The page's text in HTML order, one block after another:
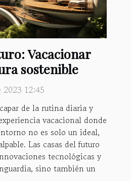
Vacacionar
sostenible
2023 12:45
de la rutina diaria y
vacacional donde
no es solo un ideal,
Las casas del futuro
tecnológicas y
sino también un